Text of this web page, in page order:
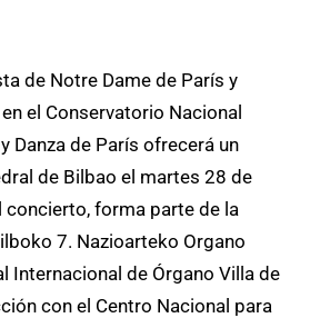
de Notre Dame de París y
el Conservatorio Nacional
Danza de París ofrecerá un
de Bilbao el martes 28 de
concierto, forma parte de la
7. Nazioarteko Organo
Internacional de Órgano Villa de
con el Centro Nacional para